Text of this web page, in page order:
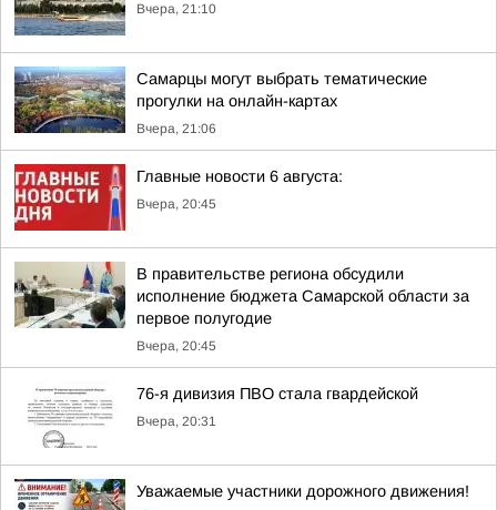
Вчера, 21:10
Самарцы могут выбрать тематические
прогулки на онлайн-картах
Вчера, 21:06
Главные новости 6 августа:
Вчера, 20:45
В правительстве региона обсудили
исполнение бюджета Самарской области за
первое полугодие
Вчера, 20:45
76-я дивизия ПВО стала гвардейской
Вчера, 20:31
Уважаемые участники дорожного движения!